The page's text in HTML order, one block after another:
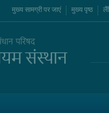
मुख्य सामग्री पर जाएं मुख्य पृष्ठ